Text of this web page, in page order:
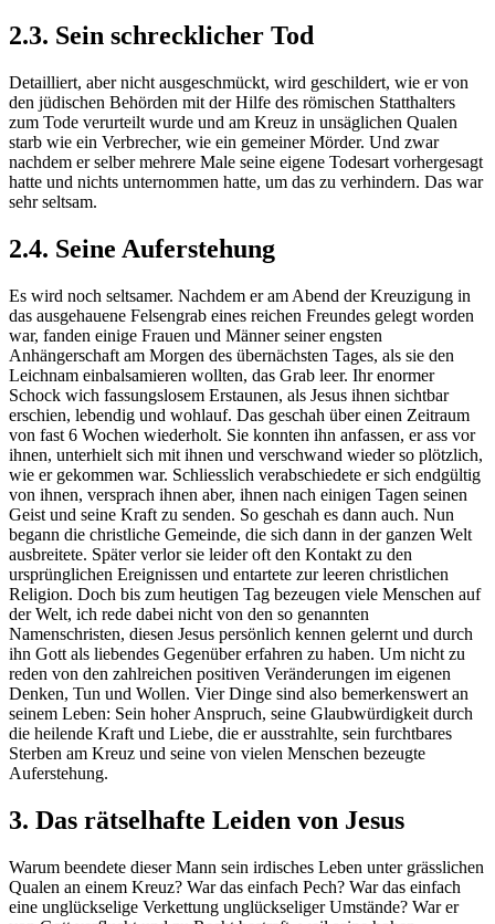
2.3. Sein schrecklicher Tod
Detailliert, aber nicht ausgeschmückt, wird geschildert, wie er von
den jüdischen Behörden mit der Hilfe des römischen Statthalters
zum Tode verurteilt wurde und am Kreuz in unsäglichen Qualen
starb wie ein Verbrecher, wie ein gemeiner Mörder. Und zwar
nachdem er selber mehrere Male seine eigene Todesart vorhergesagt
hatte und nichts unternommen hatte, um das zu verhindern. Das war
sehr seltsam.
2.4. Seine Auferstehung
Es wird noch seltsamer. Nachdem er am Abend der Kreuzigung in
das ausgehauene Felsengrab eines reichen Freundes gelegt worden
war, fanden einige Frauen und Männer seiner engsten
Anhängerschaft am Morgen des übernächsten Tages, als sie den
Leichnam einbalsamieren wollten, das Grab leer. Ihr enormer
Schock wich fassungslosem Erstaunen, als Jesus ihnen sichtbar
erschien, lebendig und wohlauf. Das geschah über einen Zeitraum
von fast 6 Wochen wiederholt. Sie konnten ihn anfassen, er ass vor
ihnen, unterhielt sich mit ihnen und verschwand wieder so plötzlich,
wie er gekommen war. Schliesslich verabschiedete er sich endgültig
von ihnen, versprach ihnen aber, ihnen nach einigen Tagen seinen
Geist und seine Kraft zu senden. So geschah es dann auch. Nun
begann die christliche Gemeinde, die sich dann in der ganzen Welt
ausbreitete. Später verlor sie leider oft den Kontakt zu den
ursprünglichen Ereignissen und entartete zur leeren christlichen
Religion. Doch bis zum heutigen Tag bezeugen viele Menschen auf
der Welt, ich rede dabei nicht von den so genannten
Namenschristen, diesen Jesus persönlich kennen gelernt und durch
ihn Gott als liebendes Gegenüber erfahren zu haben. Um nicht zu
reden von den zahlreichen positiven Veränderungen im eigenen
Denken, Tun und Wollen. Vier Dinge sind also bemerkenswert an
seinem Leben: Sein hoher Anspruch, seine Glaubwürdigkeit durch
die heilende Kraft und Liebe, die er ausstrahlte, sein furchtbares
Sterben am Kreuz und seine von vielen Menschen bezeugte
Auferstehung.
3. Das rätselhafte Leiden von Jesus
Warum beendete dieser Mann sein irdisches Leben unter grässlichen
Qualen an einem Kreuz? War das einfach Pech? War das einfach
eine unglückselige Verkettung unglückseliger Umstände? War er